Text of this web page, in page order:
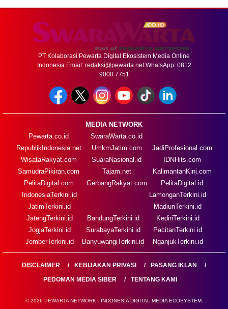
PT Kolaborasi Pewarta Digital Ekosistem Media Online
Indonesia Email: redaksi@pewarta.netWhatsApp: 0812
9000 7751
MEDIA NETWORK
Pewarta.co.id
RepublikIndonesia.net
WisataRakyat.com
SamudraPikiran.com
PelitaDigital.com
SwaraWarta.co.id
UmkmJatim.com
SuaraNasional.id
Tajam.net
GerbangRakyat.com
JadiProfesional.com
IDNHits.com
KalimantanKini.com
PelitaDigital.id
IndonesiaTerkini.id
JatimTerkini.id
JatengTerkini.id
JogjaTerkini.id
JemberTerkini.id
BandungTerkini.id
SurabayaTerkini.id
BanyuwangiTerkini.id
LamonganTerkini.id
MadiunTerkini.id
KediriTerkini.id
PacitanTerkini.id
NganjukTerkini.id
DISCLAIMER KEBIJAKAN PRIVASI
PASANG IKLAN
PEDOMAN MEDIA SIBER
TENTANG KAMI
© 2026 PEWARTA NETWORK - INDONESIA DIGITAL MEDIA ECOSYSTEM.